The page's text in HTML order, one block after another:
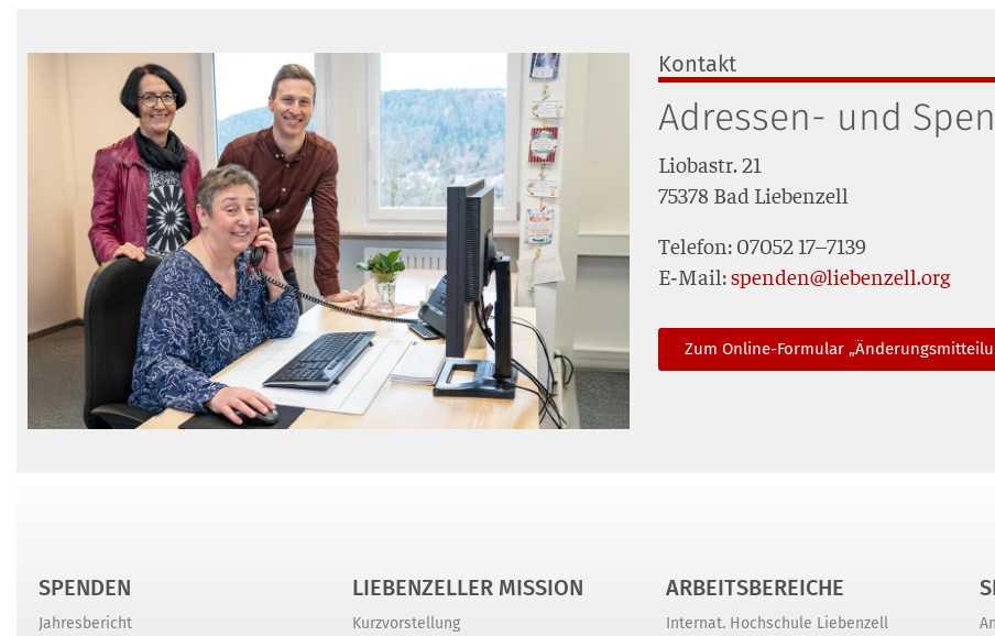
Kontakt
Adressen- und
Lio­bastr. 21
75378 Bad Liebenzell
Tele­fon: 07052 17–7139
E‑Mail:spenden@liebenzell.org
Zum Online-For­mu­lar
SPENDEN
Jahresbericht
LIEBENZELLER MISSION
Kurzvorstellung
ARBEITSBEREICHE
Internat. Hochschule Liebenzell